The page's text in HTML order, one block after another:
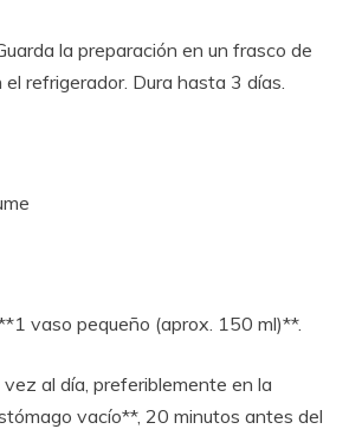
la preparación en un frasco de
refrigerador. Dura hasta 3 días.
vaso pequeño (aprox. 150 ml)**.
al día, preferiblemente en la
vacío**, 20 minutos antes del